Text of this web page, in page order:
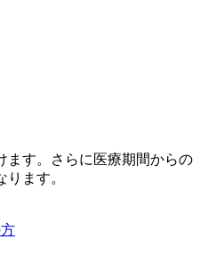
ます。さらに医療期間からの
ます。